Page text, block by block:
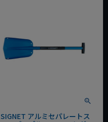
SIGNET アルミセパレートス